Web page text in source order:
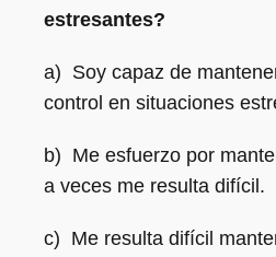
estresantes?
a) Soy capaz de
control en situaciones
b) Me esfuerzo por
a veces me resulta difícil.
c) Me resulta difícil